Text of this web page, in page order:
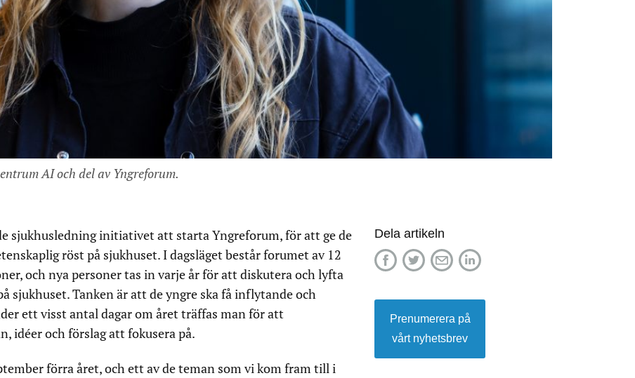
AI och del av Yngreforum.
sjukhusledning initiativet att starta Yngreforum, för att ge de
röst på sjukhuset. I dagsläget består forumet av 12
och nya personer tas in varje år för att diskutera och lyfta
sjukhuset. Tanken är att de yngre ska få inflytande och
ett visst antal dagar om året träffas man för att
idéer och förslag att fokusera på.
förra året, och ett av de teman som vi kom fram till i
Dela artikeln
Prenumerera på
vårt nyhetsbrev